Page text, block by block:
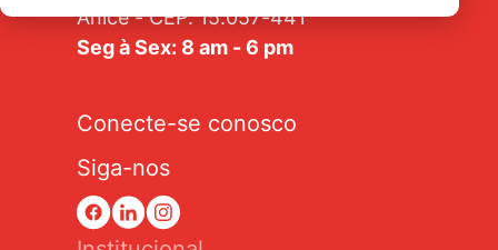
Anice - CEP: 15.057-441
Seg à Sex: 8 am - 6 pm
Conecte-se conosco
Siga-nos